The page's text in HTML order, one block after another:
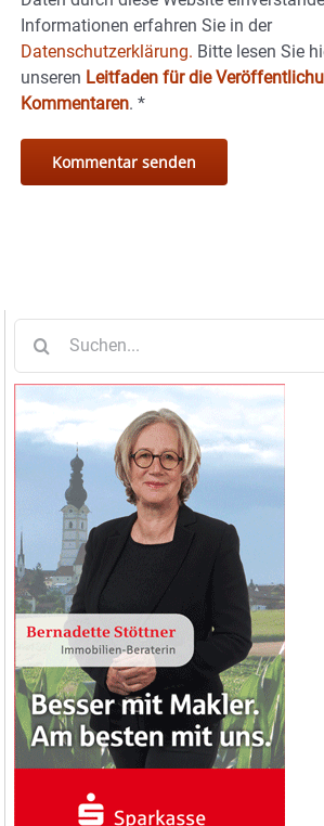
Informationen erfahren Sie in der
Datenschutzerklärung. Bitte lesen Sie
unseren Leitfaden für die
Kommentaren. *
nach: